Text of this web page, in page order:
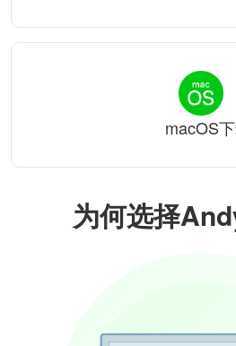
为何选择
macOS